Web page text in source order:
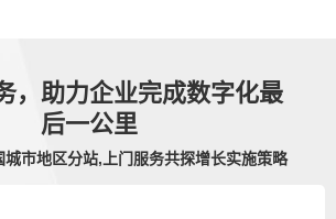
，助力企业完成数字化最
后一公里
城市地区分站,上门服务共探增长实施策略